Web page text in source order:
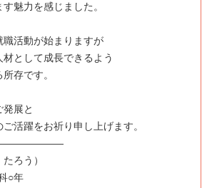
魅力を感じました。
職活動が始まりますが
として成長できるよう
存です。
展と
活躍をお祈り申し上げます。
ろう）
○年